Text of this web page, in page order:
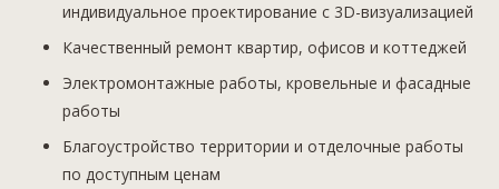
индивидуальное проектирование с 3D-визуализацией
Качественный ремонт квартир, офисов и коттеджей
Электромонтажные работы, кровельные и фасадные
работы
Благоустройство территории и отделочные работы
по доступным ценам